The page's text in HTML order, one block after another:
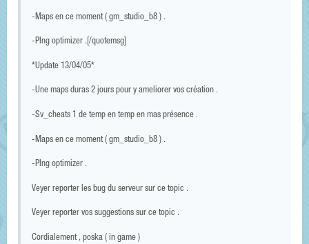
-Maps en ce moment ( gm_studio_b8 ) .
-PIng optimizer .[/quotemsg]
*Update 13/04/05*
-Une maps duras 2 jours pour y ameliorer vos création .
-Sv_cheats 1 de temp en temp en mas présence .
-Maps en ce moment ( gm_studio_b8 ) .
-PIng optimizer .
Veyer reporter les bug du serveur sur ce topic .
Veyer reporter vos suggestions sur ce topic .
Cordialement , poska ( in game )